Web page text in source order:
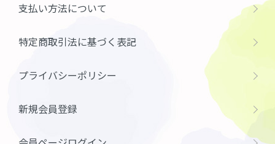
支払い方法について
特定商取引法に基づく表記
プライバシーポリシー
新規会員登録